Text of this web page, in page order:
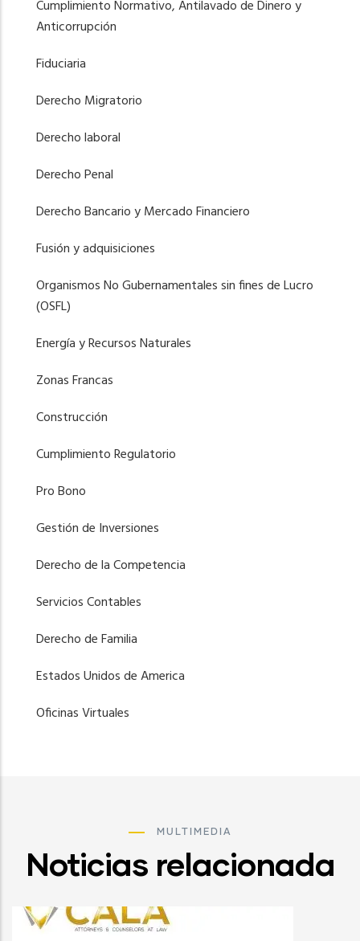
Cumplimiento Normativo, Antilavado de Dinero y
Anticorrupción
Fiduciaria
Derecho Migratorio
Derecho laboral
Derecho Penal
Derecho Bancario y Mercado Financiero
Fusión y adquisiciones
Organismos No Gubernamentales sin fines de Lucro
(OSFL)
Energía y Recursos Naturales
Zonas Francas
Construcción
Cumplimiento Regulatorio
Pro Bono
Gestión de Inversiones
Derecho de la Competencia
Servicios Contables
Derecho de Familia
Estados Unidos de America
Oficinas Virtuales
MULTIMEDIA
Noticias relacionada